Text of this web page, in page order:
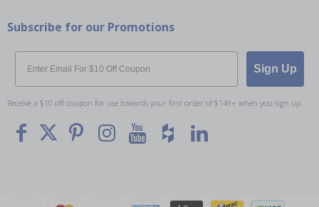
Subscribe for our Promotions
Email
Sign Up
Receive a $10 off coupon for use towards your first order of $149+ when you sign up.